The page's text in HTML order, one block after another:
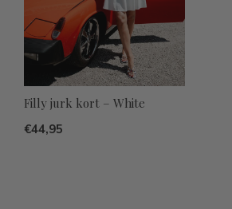
Filly jurk kort – White
€44,95